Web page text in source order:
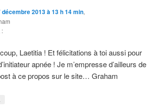
décembre 2013 à 13 h 14 min,
:
Laetitia ! Et félicitations à toi aussi pour
apnée ! Je m’empresse d’ailleurs de
à ce propos sur le site… Graham